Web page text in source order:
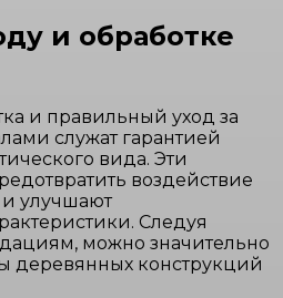
и обработке
и правильный уход за
служат гарантией
вида. Эти
воздействие
и улучшают
Следуя
можно значительно
деревянных конструкций